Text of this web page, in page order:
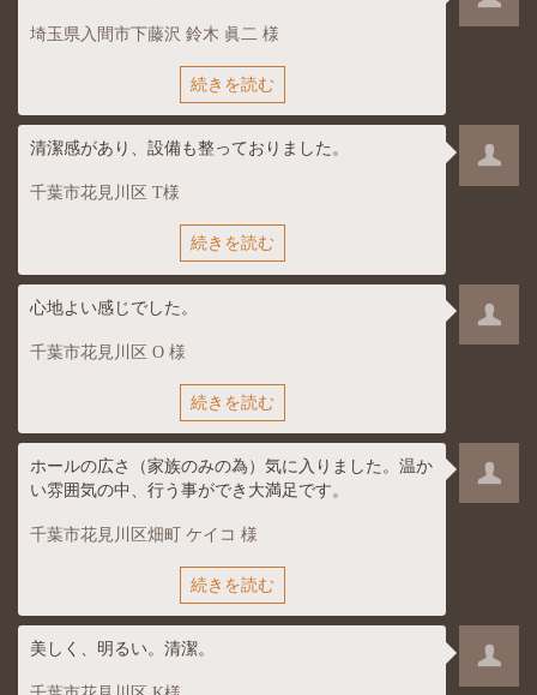
埼玉県入間市下藤沢 鈴木 眞二 様
続きを読む
清潔感があり、設備も整っておりました。
千葉市花見川区 T様
続きを読む
心地よい感じでした。
千葉市花見川区 O 様
続きを読む
ホールの広さ（家族のみの為）気に入りました。温か
い雰囲気の中、行う事ができ大満足です。
千葉市花見川区畑町 ケイコ 様
続きを読む
美しく、明るい。清潔。